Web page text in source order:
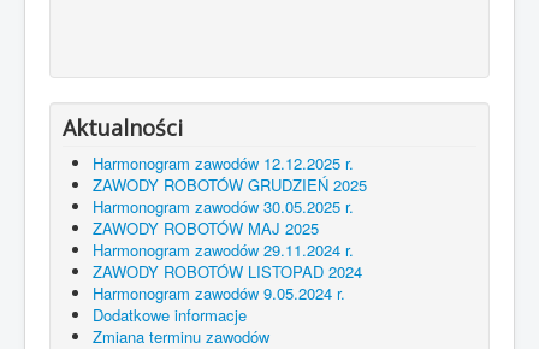
Aktualności
Harmonogram zawodów 12.12.2025 r.
ZAWODY ROBOTÓW GRUDZIEŃ 2025
Harmonogram zawodów 30.05.2025 r.
ZAWODY ROBOTÓW MAJ 2025
Harmonogram zawodów 29.11.2024 r.
ZAWODY ROBOTÓW LISTOPAD 2024
Harmonogram zawodów 9.05.2024 r.
Dodatkowe informacje
Zmiana terminu zawodów